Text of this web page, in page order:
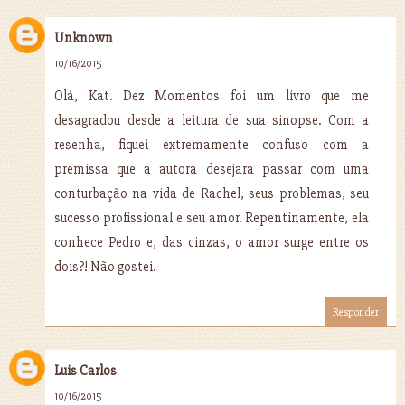
Unknown
10/16/2015
Olá, Kat. Dez Momentos foi um livro que me
desagradou desde a leitura de sua sinopse. Com a
resenha, fiquei extremamente confuso com a
premissa que a autora desejara passar com uma
conturbação na vida de Rachel, seus problemas, seu
sucesso profissional e seu amor. Repentinamente, ela
conhece Pedro e, das cinzas, o amor surge entre os
dois?! Não gostei.
Responder
Luis Carlos
10/16/2015